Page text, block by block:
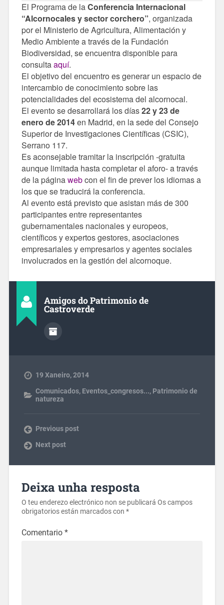
El Programa de laConferencia Internacional
“Alcornocales y sector corchero”, organizada
por el Ministerio de Agricultura, Alimentación y
Medio Ambiente a través de la Fundación
Biodiversidad, se encuentra disponible para
consultaaquí.
El objetivo del encuentro es generar un espacio de
intercambio de conocimiento sobre las
potencialidades del ecosistema del alcornocal.
El evento se desarrollará los días22 y 23 de
enero de 2014en Madrid, en la sede del Consejo
Superior de Investigaciones Científicas (CSIC),
Serrano 117.
Es aconsejable tramitar la inscripción -gratuita
aunque limitada hasta completar el aforo- a través
de la páginawebcon el fin de prever los idiomas a
los que se traducirá la conferencia.
Al evento está previsto que asistan más de 300
participantes entre representantes
gubernamentales nacionales y europeos,
científicos y expertos gestores, asociaciones
empresariales y empresarios y agentes sociales
involucrados en la gestión del alcornoque.
Amigos do Patrimonio de
Castroverde
19 Xaneiro, 2014
Comunicados, Eventos_congresos..., Patrimonio de
natureza
Previous post
Next post
Deixa unha resposta
O teu enderezo electrónico non se publicará Os campos
obrigatorios están marcados con *
Comentario *